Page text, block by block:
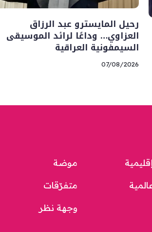
رحيل المايسترو عبد الرزاق
العزاوي… وداعًا لرائد الموسيقى
السيمفونية العراقية
07/08/2026
موضة
متفرّقات
وجهة نظر